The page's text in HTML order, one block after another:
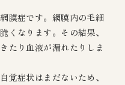
膜症です。網膜内の毛細
くなります。その結果、
たり血液が漏れたりしま
覚症状はまだないため、